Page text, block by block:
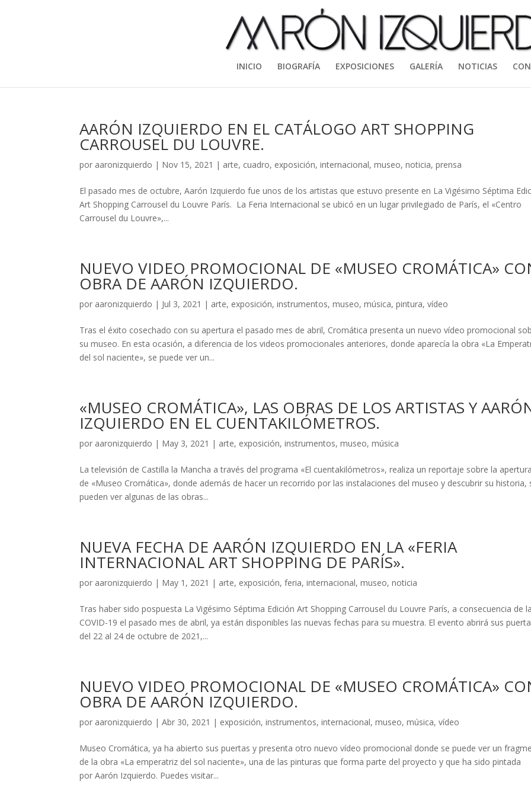
INICIO BIOGRAFÍA EXPOSICIONES GALERÍA NOTICIAS
AARÓN IZQUIERDO EN EL CATÁLOGO ART SHOPPING
CARROUSEL DU LOUVRE.
por aaronizquierdo | Nov 15, 2021 | arte, cuadro, exposición,internacional,museo,noticia,prensa
El pasado mes de octubre, Aarón Izquierdo fue unos de los artistas que estuvo presente en La Vigésimo Séptima
Art Shopping Carrousel du Louvre París. La Feria Internacional se ubicó en un lugar privilegiado de París, el «Centro
Carrousel du Louvre»,...
NUEVO VIDEO PROMOCIONAL DE «MUSEO CROMÁTICA»
OBRA DE AARÓN IZQUIERDO.
por aaronizquierdo | Jul 3, 2021 | arte, exposición,instrumentos,museo,música,pintura,vídeo
Tras el éxito cosechado con su apertura el pasado mes de abril, Cromática presenta un nuevo vídeo promocional
su museo. En esta ocasión, a diferencia de los videos promocionales anteriores, donde aparecía la obra «La
del sol naciente», se puede ver un...
«MUSEO CROMÁTICA», LAS OBRAS DE LOS ARTISTAS Y
IZQUIERDO EN EL CUENTAKILÓMETROS.
por aaronizquierdo | May 3, 2021 | arte, exposición,instrumentos,museo,música
La televisión de Castilla la Mancha a través del programa «El cuentakilómetros», realiza un reportaje sobre la apertura
de «Museo Cromática», donde además de hacer un recorrido por las instalaciones del museo y descubrir su historia,
pueden ver algunas de las obras...
NUEVA FECHA DE AARÓN IZQUIERDO EN LA «FERIA
INTERNACIONAL ART SHOPPING DE PARÍS».
por aaronizquierdo | May 1, 2021 | arte, exposición,feria,internacional,museo,noticia
Tras haber sido pospuesta La Vigésimo Séptima Edición Art Shopping Carrousel du Louvre París, a consecuencia de la
COVID-19 el pasado mes de abril, ya están disponibles las nuevas fechas para su muestra. El evento abrirá sus
del 22 al 24 de octubre de 2021,...
NUEVO VIDEO PROMOCIONAL DE «MUSEO CROMÁTICA»
OBRA DE AARÓN IZQUIERDO.
por aaronizquierdo |Abr 30, 2021 | exposición,instrumentos,internacional,museo,música,vídeo
Museo Cromática, ya ha abierto sus puertas y presenta otro nuevo vídeo promocional donde se puede ver un
de la obra «La emperatriz del sol naciente», una de las pinturas que forma parte del proyecto y que ha sido pintada
por Aarón Izquierdo. Puedes visitar...